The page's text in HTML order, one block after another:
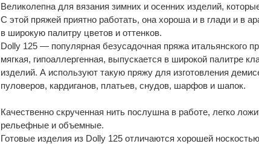
Великолепна для вязания зимних и осенних изделий,
С этой пряжей приятно работать, она хороша и в глади и в
в широкую палитру цветов и оттенков.
Dolly 125 — популярная безусадочная пряжа итальянского
мягкая, гипоаллергенная, выпускается в широкой палитре
изделий. А используют такую пряжу для изготовления
пуловеров, кардиганов, платьев, снудов, шарфов и шапок.
Качественно скрученная нить послушна в работе, легко
рельефные и объемные.
Готовые изделия из Dolly 125 отличаются хорошей